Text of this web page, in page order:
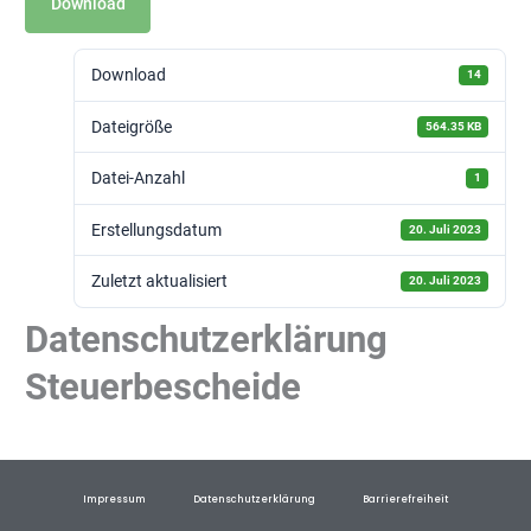
Download 14
Dateigröße 564.35 KB
Datei-Anzahl 1
Erstellungsdatum 20. Juli 2023
Zuletzt aktualisiert 20. Juli 2023
Datenschutzerklärung
Steuerbescheide
Impressum Datenschutzerklärung Barrierefreiheit